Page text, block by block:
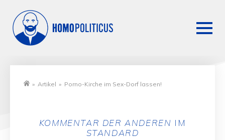
» Artikel » Porno-Kirche im Sex-Dorf lassen!
KOMMENTAR DER ANDEREN IM
STANDARD